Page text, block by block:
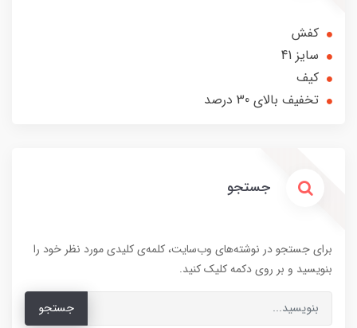
کفش
سایز 41
کیف
تخفیف بالای 30 درصد
جستجو
برای جستجو در نوشته‌های وب‌سایت، کلمه‌ی کلیدی مورد نظر خود را
بنویسید و بر روی دکمه کلیک کنید.
جستجو